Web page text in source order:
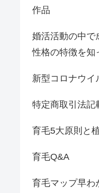
作品
婚活活動の中で
性格の特徴を知
新型コロナウイ
特定商取引法記
育毛5大原則と
育毛Q&A
育毛マップ早わ